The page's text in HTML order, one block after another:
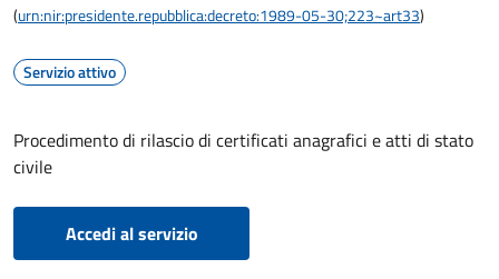
(urn:nir:presidente.repubblica:decreto:1989-05-30;223~art33)
Servizio attivo
Procedimento di rilascio di certificati anagrafici e atti di stato
civile
Accedi al servizio